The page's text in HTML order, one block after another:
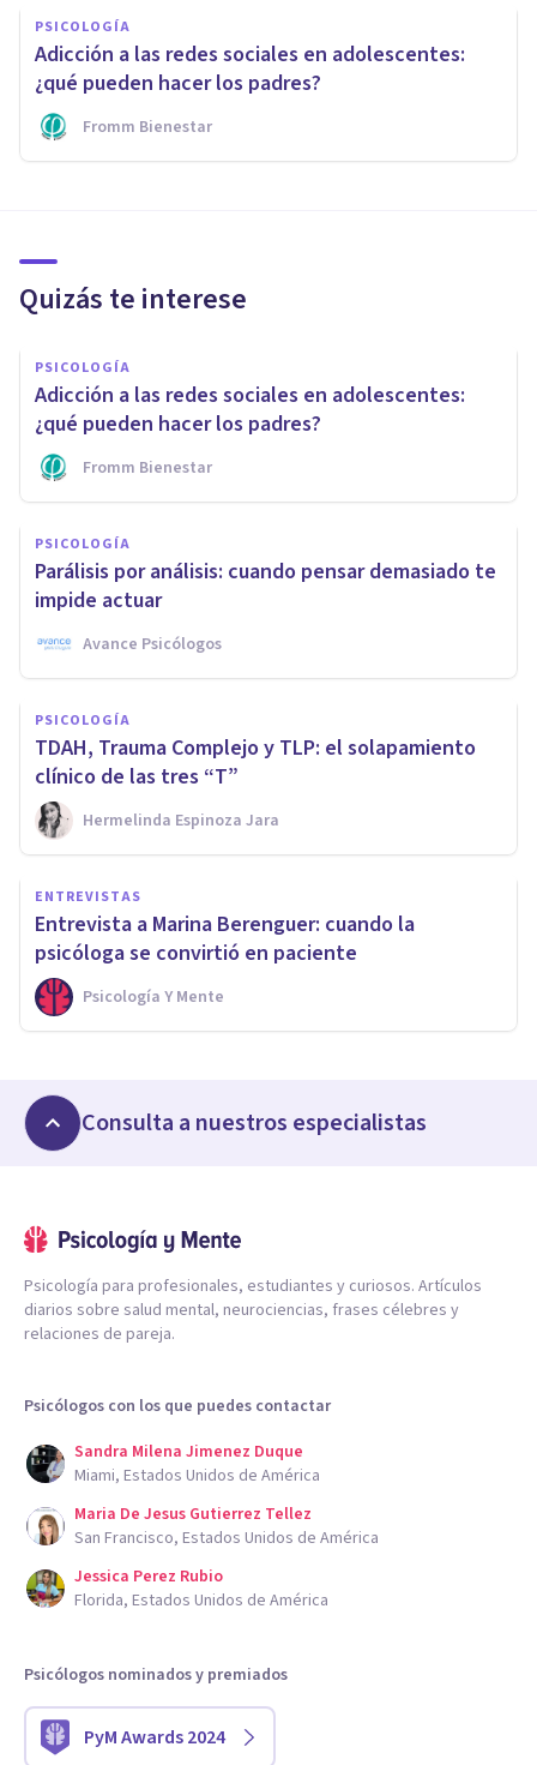
PSICOLOGÍA
Adicción a las redes sociales en adolescentes:
¿qué pueden hacer los padres?
Fromm Bienestar
Quizás te interese
PSICOLOGÍA
Adicción a las redes sociales en adolescentes:
¿qué pueden hacer los padres?
Fromm Bienestar
PSICOLOGÍA
Parálisis por análisis: cuando pensar demasiado te
impide actuar
Avance Psicólogos
PSICOLOGÍA
TDAH, Trauma Complejo y TLP: el solapamiento
clínico de las tres “T”
Hermelinda Espinoza Jara
ENTREVISTAS
Entrevista a Marina Berenguer: cuando la
psicóloga se convirtió en paciente
Psicología Y Mente
Consulta a nuestros especialistas
Psicología para profesionales, estudiantes y curiosos. Artículos
diarios sobre salud mental, neurociencias, frases célebres y
relaciones de pareja.
Psicólogos con los que puedes contactar
Sandra Milena Jimenez Duque
Miami, Estados Unidos de América
Maria De Jesus Gutierrez Tellez
San Francisco, Estados Unidos de América
Jessica Perez Rubio
Florida, Estados Unidos de América
Psicólogos nominados y premiados
PyM Awards 2024